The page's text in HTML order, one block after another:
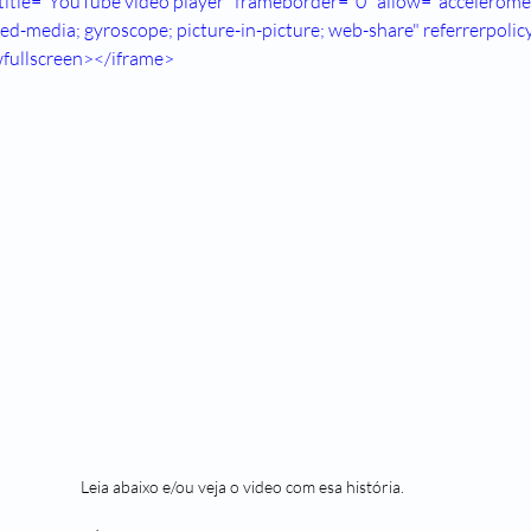
de Presente Um Castelo Além do Tempo Para
media; gyroscope; picture-in-picture; web-share"
iframe>
Leia abaixo e/ou veja o video com esa história.